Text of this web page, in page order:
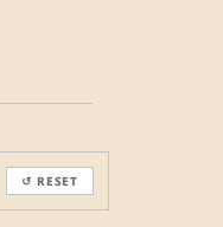
↺ RESET